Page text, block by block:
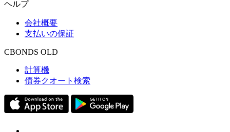
ヘルプ
会社概要
支払いの保証
CBONDS OLD
計算機
債券クオート検索